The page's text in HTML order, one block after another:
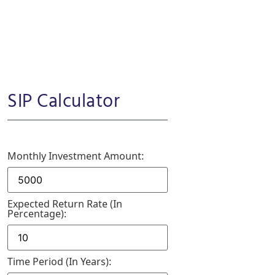
SIP Calculator
Monthly Investment Amount:
Expected Return Rate (in
Percentage):
Time Period (in Years):